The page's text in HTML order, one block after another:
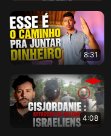
8:31
4:08